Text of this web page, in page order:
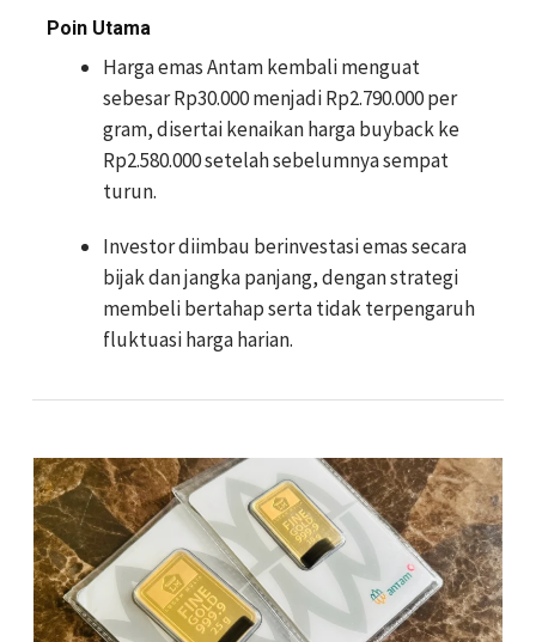
Poin Utama
Harga emas Antam kembali menguat
sebesar Rp30.000 menjadi Rp2.790.000 per
gram, disertai kenaikan harga buyback ke
Rp2.580.000 setelah sebelumnya sempat
turun.
Investor diimbau berinvestasi emas secara
bijak dan jangka panjang, dengan strategi
membeli bertahap serta tidak terpengaruh
fluktuasi harga harian.